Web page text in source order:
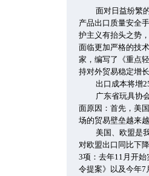
面对日益纷繁
产品出口质量安全
护主义有抬头之势
面临更加严格的技
家，编写了《重点
持对外贸易稳定增长
出口成本将增
广东省玩具协
面原因：首先，美
场的贸易壁垒越来
美国、欧盟是
对欧盟出口同比下
3项：去年11月开
令提案》以及今年7